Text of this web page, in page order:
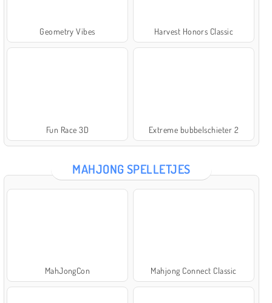
Geometry Vibes Harvest Honors Classic
Fun Race 3D Extreme bubbelschieter 2
MAHJONG SPELLETJES
MahJongCon Mahjong Connect Classic